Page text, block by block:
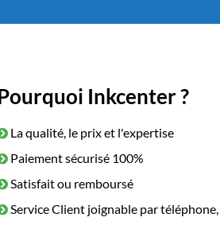
Inkcenter ?
La qualité, le prix et l'expertise
Paiement sécurisé 100%
Satisfait ou remboursé
Service Client joignable par téléphone,